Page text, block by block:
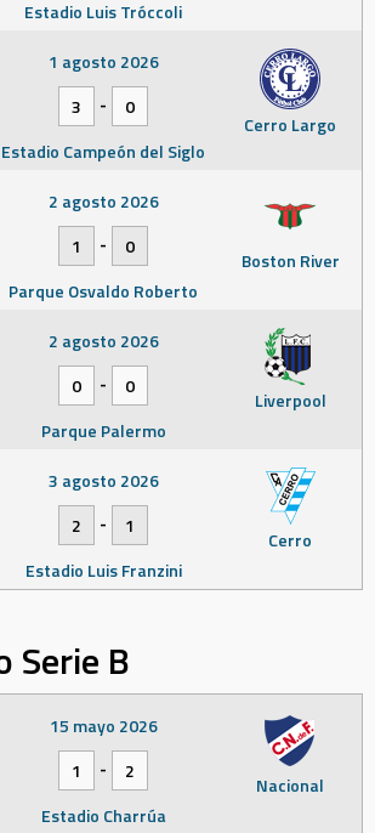
Estadio Luis Tróccoli
Cerro Largo
1 agosto 2026
3
-
0
Estadio Campeón del Siglo
Boston River
2 agosto 2026
1
-
0
Parque Osvaldo Roberto
Liverpool
2 agosto 2026
0
-
0
Parque Palermo
Cerro
3 agosto 2026
2
-
1
Estadio Luis Franzini
Serie B
Nacional
15 mayo 2026
1
-
2
Estadio Charrúa